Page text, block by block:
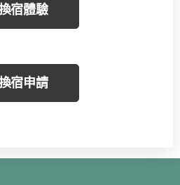
宿體驗
宿申請